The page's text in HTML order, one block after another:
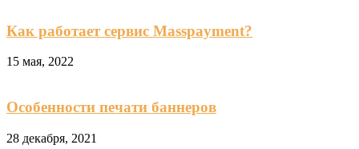
Как работает сервис Masspayment?
15 мая, 2022
Особенности печати баннеров
28 декабря, 2021